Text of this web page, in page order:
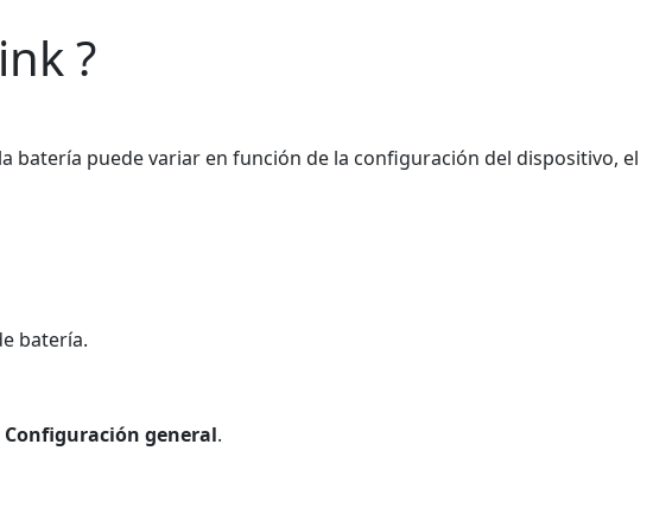
?
batería puede variar en función de la configuración del dispositivo, el
batería.
Configuración general.